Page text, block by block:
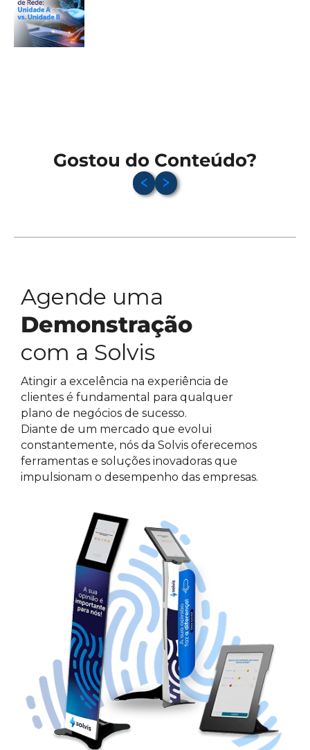
Gostou do Conteúdo?
Agende uma
Demonstração
com a Solvis
Atingir a excelência na experiência de
clientes é fundamental para qualquer
plano de negócios de sucesso.
Diante de um mercado que evolui
constantemente, nós da Solvis oferecemos
ferramentas e soluções inovadoras que
impulsionam o desempenho das empresas.